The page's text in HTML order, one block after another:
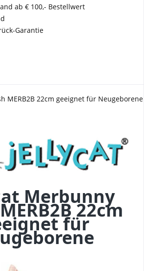
ab € 100,- Bestellwert
Garantie
MERB2B 22cm geeignet für Neugeborene
Merbunny
22cm
für